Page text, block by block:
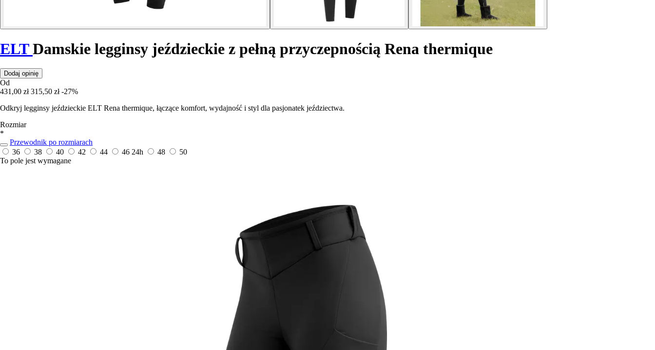
ELTDamskie legginsy jeździeckie z pełną przyczepnością Rena thermique
Dodaj opinię
Od
431,00 zł 315,50 zł -27%
Odkryj legginsy jeździeckie ELT Rena thermique, łączące komfort, wydajność i styl dla pasjonatek jeździectwa.
Rozmiar
*
Przewodnik po rozmiarach
36
38 40 42 44 46 24h 48
50
To pole jest wymagane